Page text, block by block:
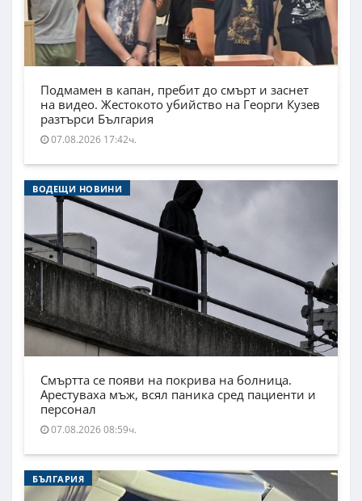
Подмамен в капан, пребит до смърт и заснет
на видео. Жестокото убийство на Георги Кузев
разтърси България
07.08.2026 17:42ч.
ВОДЕЩИ НОВИНИ
Смъртта се появи на покрива на болница.
Арестуваха мъж, всял паника сред пациенти и
персонал
07.08.2026 08:59ч.
БЪЛГАРИЯ